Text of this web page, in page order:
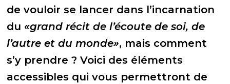
de vouloir se lancer dans l’incarnation
du «grand récit de l’écoute de soi, de
l’autre et du monde», mais comment
s’y prendre ? Voici des éléments
accessibles qui vous permettront de